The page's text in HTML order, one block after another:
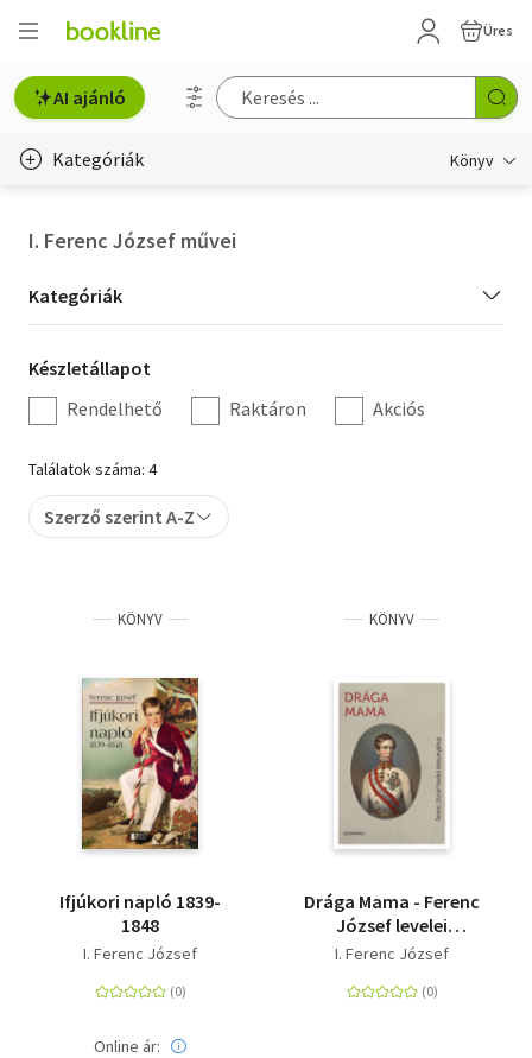
Üres
AI ajánló
Kategóriák Könyv
Hobbi, szabadidő
Irodalom
Művészet
Szakkönyv
Tankönyv, segédkönyv
Társadalomtudomány
Természettudomány
Történelem
I. Ferenc József művei
Kategória
szűrés
Kategóriák
Készletállapot
szűrés
Készletállapot
Rendelhető
Raktáron Akciós
Találatok száma: 4
Szerző szerint A-Z
KÖNYV
Ifjúkori napló 1839-
1848
I. Ferenc József
Online ár:
KÖNYV
Drága Mama - Ferenc
József levelei
édesanyjához
I. Ferenc József